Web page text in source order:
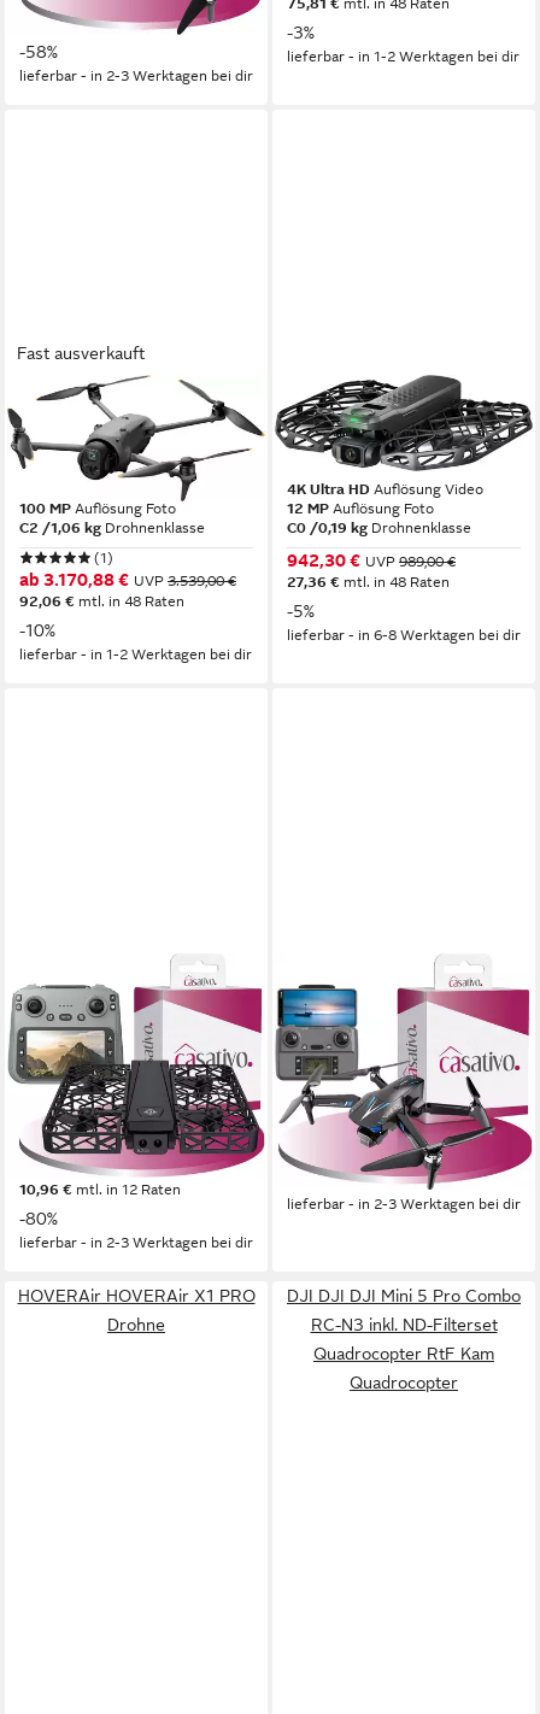
22,83 €mtl. in 12 Raten
-58%
lieferbar - in 2-3 Werktagen bei dir
75,81 € mtl. in 48 Raten
-3%
lieferbar - in 1-2 Werktagen bei dir
Fast ausverkauft
DJI
Mavic 4 Pro 512GB Creator
Combo Drohne
Auflösung Video
100 MP Auflösung Foto
C2 /1,06 kg Drohnenklasse
(1)
ab 3.170,88 € UVP 3.539,00 €
92,06 € mtl. in 48 Raten
-10%
lieferbar - in 1-2 Werktagen bei dir
HOVERAIR
X1 Pro (Ultimate Cycling Kit)
Drohne
4K Ultra HD Auflösung Video
12 MP Auflösung Foto
C0 /0,19 kg Drohnenklasse
942,30 € UVP 989,00 €
27,36 € mtl. in 48 Raten
-5%
lieferbar - in 6-8 Werktagen bei dir
CASATIVO
Duall-Full-HD Kamera Drohne
faltbar mit 4,5" FPV
Reichweite 120 m Drohne
4D Ultra-HD - 1280 x 720, 25 fps und 852 x 720, 25 fps
Auflösung Video
1280 x 720 (Frontkamera), 852 x 720 (Bodenkamera) MP
Auflösung Foto
12 min Flugzeit
119,99 € UVP599,95 €
10,96 € mtl. in 12 Raten
-80%
lieferbar - in 2-3 Werktagen bei dir
Profi GPS-Drohne Full-HD
Kamera 3-Achsen-Gimbal 800
m 4K interpoliert Drohne
25 min Flugzeit
179,99 € UVP499,95 €
16,44 €
mtl. in 12 Raten
-64%
lieferbar - in 2-3 Werktagen bei dir
HOVERAir HOVERAir X1 PRO
Drohne
DJI DJI DJI Mini 5 Pro Combo
RC-N3 inkl. ND-Filterset
Quadrocopter RtF Kam
Quadrocopter